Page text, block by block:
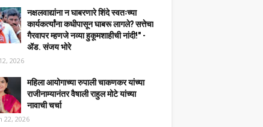
नक्षलवाद्यांना न घाबरणारे शिंदे स्वतःच्या
कार्यकर्त्यांना कधीपासून घाबरू लागले? सत्तेचा
गैरवापर म्हणजे नव्या हुकूमशाहीची नांदी!" -
ॲड. संजय भोरे
2026
महिला आयोगाच्या रुपाली चाकणकर यांच्या
राजीनाम्यानंतर वैषाली राहुल मोटे यांच्या
नावाची चर्चा
22, 2026